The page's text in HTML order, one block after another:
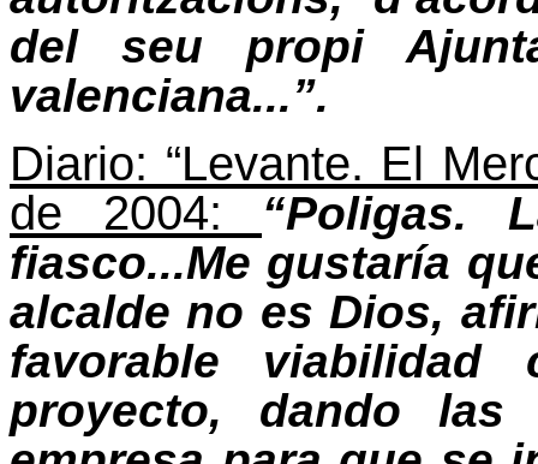
del seu propi
valenciana...”.
Diario: “Levante. El
de 2004: “Poligas.
fiasco...Me gustaría
alcalde no es Dios,
favorable
proyecto, dando